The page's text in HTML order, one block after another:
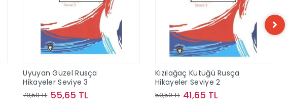
Uyuyan Güzel Rusça
Hikayeler Seviye 3
79,50 TL 55,65 TL
Kızılağaç Kütüğü Rusça
Hikayeler Seviye 2
59,50 TL 41,65 TL